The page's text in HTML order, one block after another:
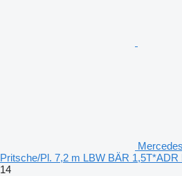
Pritsche/Pl. 7,2 m LBW BÄR
14